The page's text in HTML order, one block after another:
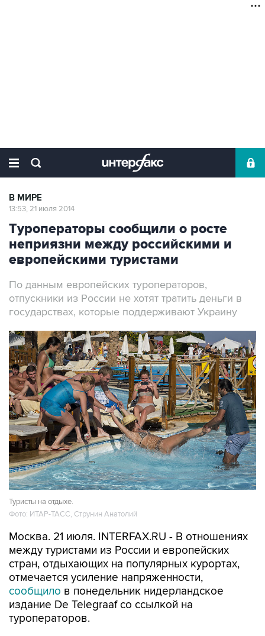
В МИРЕ
13:53, 21 июля 2014
Туроператоры сообщили о росте
неприязни между российскими и
европейскими туристами
По данным европейских туроператоров,
отпускники из России не хотят тратить деньги в
государствах, которые поддерживают Украину
Туристы на отдыхе.
Фото: ИТАР-ТАСС, Струнин Анатолий
Москва. 21 июля. INTERFAX.RU - В отношениях
между туристами из России и европейских
стран, отдыхающих на популярных курортах,
отмечается усиление напряженности,
сообщило в понедельник нидерландское
издание De Telegraaf со ссылкой на
туроператоров.